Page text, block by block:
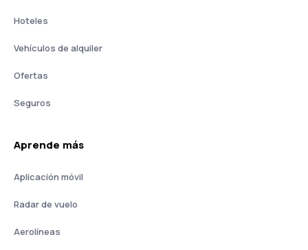
Hoteles
Vehículos de alquiler
Ofertas
Seguros
Aprende más
Aplicación móvil
Radar de vuelo
Aerolíneas